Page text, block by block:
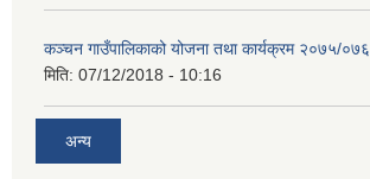
कञ्चन गाउँपालिकाको योजना तथा कार्यक्रम २०७५/०७६
मिति: 07/12/2018 - 10:16
अन्य